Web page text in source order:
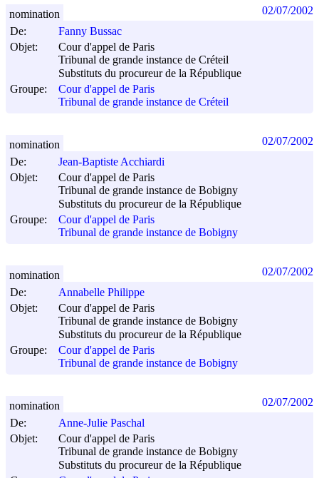
De:
Fanny Bussac
Objet:
Cour d'appel de Paris
Tribunal de grande instance de Créteil
Substituts du procureur de la République
Groupe:
Cour d'appel de Paris
Tribunal de grande instance de Créteil
nomination 02/07/2002
De:
Jean-Baptiste Acchiardi
Objet:
Cour d'appel de Paris
Tribunal de grande instance de Bobigny
Substituts du procureur de la République
Groupe:
Cour d'appel de Paris
Tribunal de grande instance de Bobigny
nomination 02/07/2002
De:
Annabelle Philippe
Objet:
Cour d'appel de Paris
Tribunal de grande instance de Bobigny
Substituts du procureur de la République
Groupe:
Cour d'appel de Paris
Tribunal de grande instance de Bobigny
nomination 02/07/2002
De:
Anne-Julie Paschal
Objet:
Cour d'appel de Paris
Tribunal de grande instance de Bobigny
Substituts du procureur de la République
nomination 02/07/2002